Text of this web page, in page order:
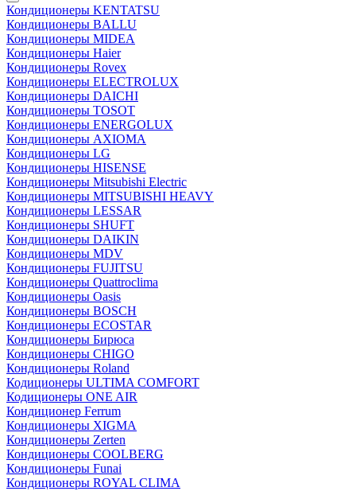
Кондиционеры KENTATSU
Кондиционеры BALLU
Кондиционеры MIDEA
Кондиционеры Haier
Кондиционеры Rovex
Кондиционеры ELECTROLUX
Кондиционеры DAICHI
Кондиционеры TOSOT
Кондиционеры ENERGOLUX
Кондиционеры AXIOMA
Кондиционеры LG
Кондиционеры HISENSE
Кондиционеры Mitsubishi Electric
Кондиционеры MITSUBISHI HEAVY
Кондиционеры LESSAR
Кондиционеры SHUFT
Кондиционеры DAIKIN
Кондиционеры MDV
Кондиционеры FUJITSU
Кондиционеры Quattroclima
Кондиционеры Oasis
Кондиционеры BOSCH
Кондиционеры ECOSTAR
Кондиционеры Бирюса
Кондиционеры CHIGO
Кондиционеры Roland
Кодиционеры ULTIMA COMFORT
Кодиционеры ONE AIR
Кондиционер Ferrum
Кондиционеры XIGMA
Кондиционеры Zerten
Кондиционеры СOOLBERG
Кондиционеры Funai
Кондиционеры ROYAL CLIMA